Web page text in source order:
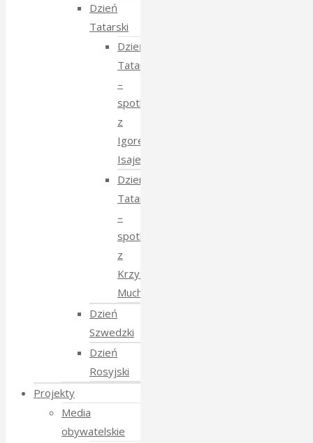
Dzień
Tatarski
Dzień
Tatarski
–
spotkanie
z
Igorem
Isajewem
Dzien
Tatarski
–
spotkanie
z
Krzysztofem
Mucharskim
Dzień
Szwedzki
Dzień
Rosyjski
Projekty
Media
obywatelskie